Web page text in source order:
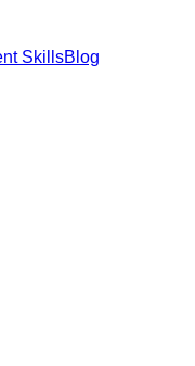
SkillsBlog